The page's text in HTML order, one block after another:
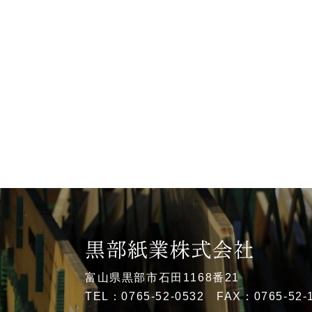
富山県黒部市石田1168番21
TEL：0765-52-0532 FAX：0765-52-